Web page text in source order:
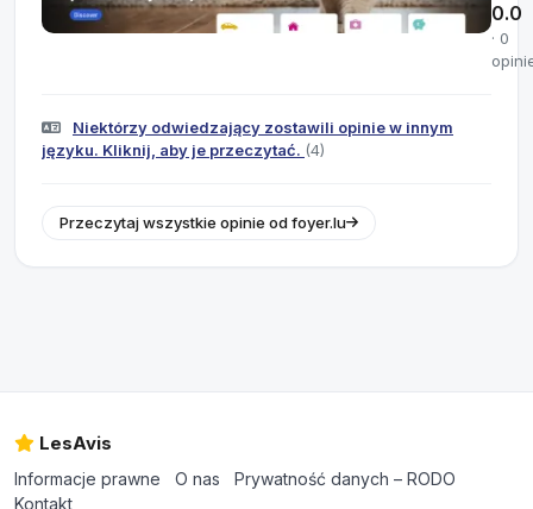
0.0
· 0
Niektórzy odwiedzający zostawili opinie w innym
języku. Kliknij, aby je przeczytać. (4)
Przeczytaj wszystkie opinie od foyer.lu
LesAvis
Informacje prawne O nas
Prywatność danych – RODO
Kontakt